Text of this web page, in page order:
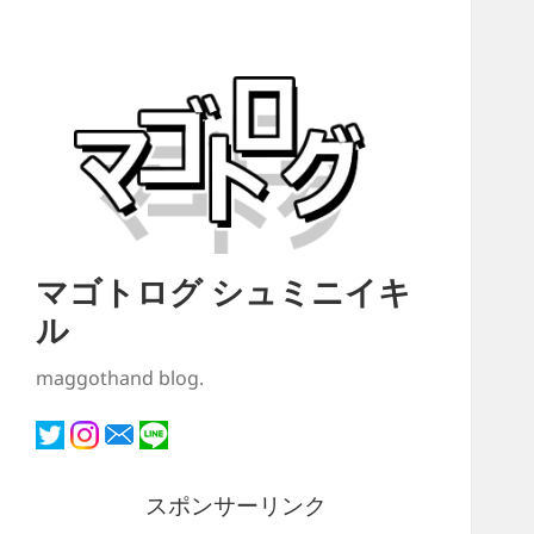
マゴトログ シュミニイキ
ル
maggothand blog.
スポンサーリンク